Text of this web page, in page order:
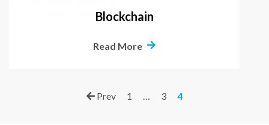
Blockchain
Read More
Prev 1 … 3 4